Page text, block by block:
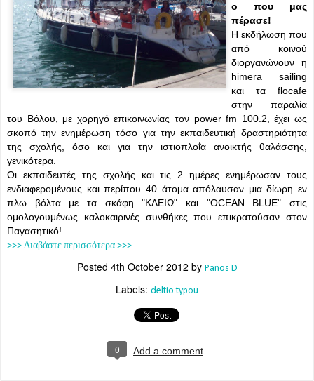
ο που μας
πέρασε!
Η εκδήλωση που
από κοινού
διοργανώνουν η
himera sailing
και τα flocafe
στην παραλία
του Βόλου, με χορηγό επικοινωνίας τον power fm 100.2, έχει ως
σκοπό την ενημέρωση τόσο για την εκπαιδευτική δραστηριότητα
της σχολής, όσο και για την ιστιοπλοΐα ανοικτής θαλάσσης,
γενικότερα.
Οι εκπαιδευτές της σχολής και τις 2 ημέρες ενημέρωσαν τους
ενδιαφερομένους και περίπου 40 άτομα απόλαυσαν μια δίωρη εν
πλω βόλτα με τα σκάφη "ΚΛΕΙΩ" και "OCEAN BLUE" στις
ομολογουμένως καλοκαιρινές συνθήκες που επικρατούσαν στον
Παγασητικό!
>>> Διαβάστε περισσότερα >>>
Posted 4th October 2012 by Panos D
Labels: deltio typou
0 Add a comment